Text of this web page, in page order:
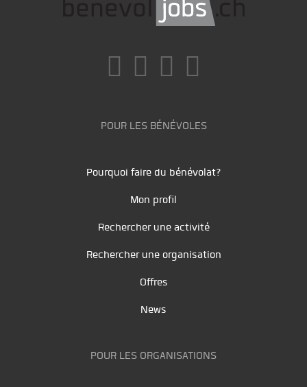
POUR LES BÉNÉVOLES
Pourquoi faire du bénévolat?
Mon profil
Rechercher une activité
Rechercher une organisation
Offres
News
POUR LES ORGANISATIONS